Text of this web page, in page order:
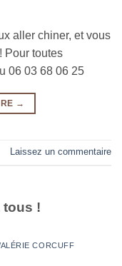
aller chiner, et vous
Pour toutes
06 03 68 06 25
→
Laissez un commentaire
tous !
CORCUFF